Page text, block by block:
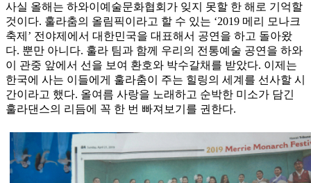
사실 올해는 하와이예술문화협회가 잊지 못할 한 해로 기억할
것이다. 훌라춤의 올림픽이라고 할 수 있는 ‘2019 메리 모나크
축제’ 전야제에서 대한민국을 대표해서 공연을 하고 돌아왔
다. 뿐만 아니다. 훌라 팀과 함께 우리의 전통예술 공연을 하와
이 관중 앞에서 선을 보여 환호와 박수갈채를 받았다. 이제는
한국에 사는 이들에게 훌라춤이 주는 힐링의 세계를 선사할 시
간이라고 했다. 올여름 사랑을 노래하고 순박한 미소가 담긴
훌라댄스의 리듬에 꼭 한 번 빠져보기를 권한다.